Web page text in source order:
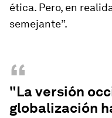
ética. Pero, en
semejante”.
“
"La versión
globalización